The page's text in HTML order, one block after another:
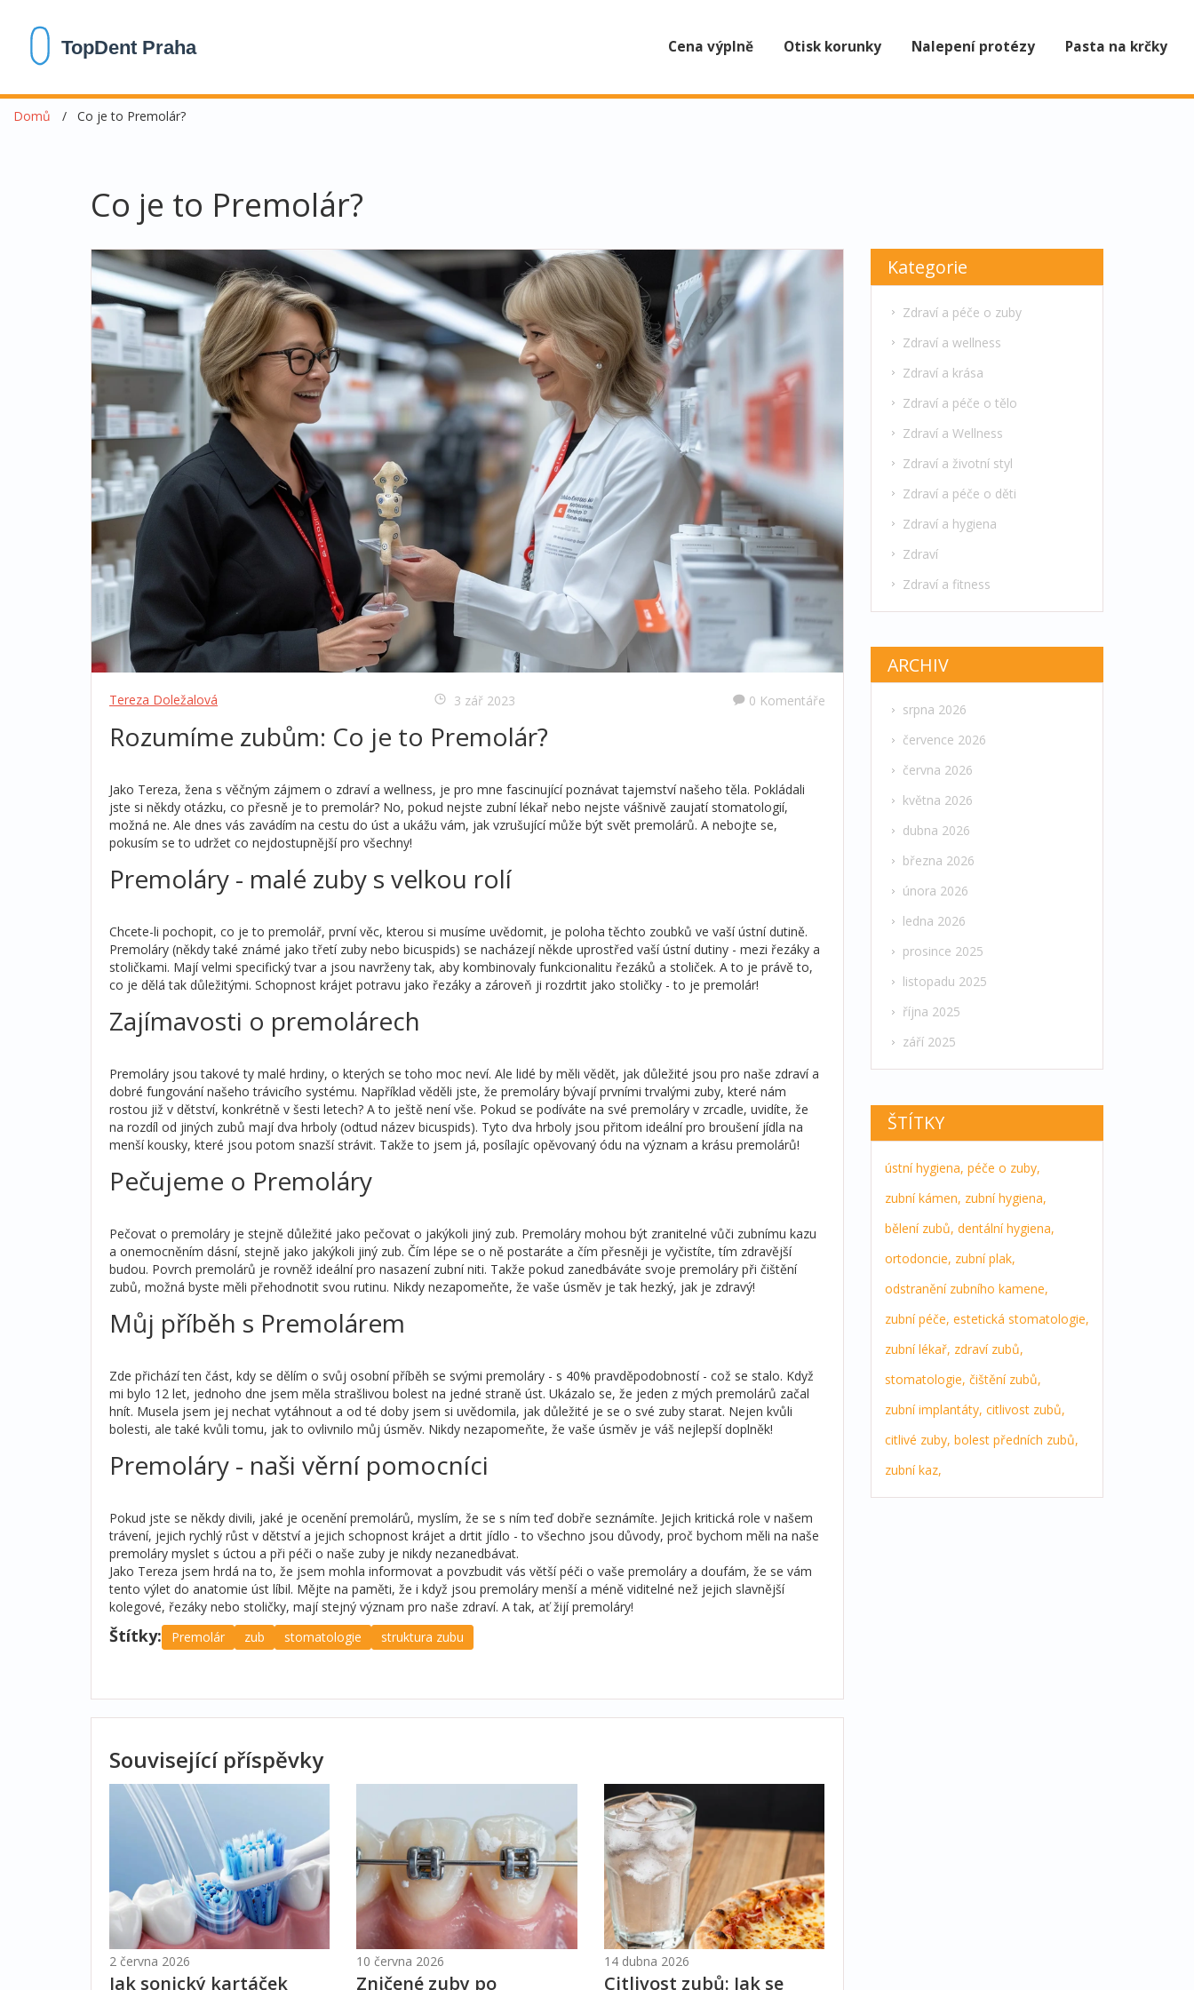
Cena výplně Otisk korunky Nalepení protézy Pasta na krčky
Domů Co je to Premolár?
Co je to Premolár?
Tereza Doležalová 3 zář 2023 0 Komentáře
Rozumíme zubům: Co je to Premolár?
Jako Tereza, žena s věčným zájmem o zdraví a wellness, je pro mne fascinující poznávat tajemství našeho těla. Pokládali
jste si někdy otázku, co přesně je to premolár? No, pokud nejste zubní lékař nebo nejste vášnivě zaujatí stomatologií,
možná ne. Ale dnes vás zavádím na cestu do úst a ukážu vám, jak vzrušující může být svět premolárů. A nebojte se,
pokusím se to udržet co nejdostupnější pro všechny!
Premoláry - malé zuby s velkou rolí
Chcete-li pochopit, co je to premolář, první věc, kterou si musíme uvědomit, je poloha těchto zoubků ve vaší ústní dutině.
Premoláry (někdy také známé jako třetí zuby nebo bicuspids) se nacházejí někde uprostřed vaší ústní dutiny - mezi řezáky a
stoličkami. Mají velmi specifický tvar a jsou navrženy tak, aby kombinovaly funkcionalitu řezáků a stoliček. A to je právě to,
co je dělá tak důležitými. Schopnost krájet potravu jako řezáky a zároveň ji rozdrtit jako stoličky - to je premolár!
Zajímavosti o premolárech
Premoláry jsou takové ty malé hrdiny, o kterých se toho moc neví. Ale lidé by měli vědět, jak důležité jsou pro naše zdraví a
dobré fungování našeho trávicího systému. Například věděli jste, že premoláry bývají prvními trvalými zuby, které nám
rostou již v dětství, konkrétně v šesti letech? A to ještě není vše. Pokud se podíváte na své premoláry v zrcadle, uvidíte, že
na rozdíl od jiných zubů mají dva hrboly (odtud název bicuspids). Tyto dva hrboly jsou přitom ideální pro broušení jídla na
menší kousky, které jsou potom snazší strávit. Takže to jsem já, posílajíc opěvovaný ódu na význam a krásu premolárů!
Pečujeme o Premoláry
Pečovat o premoláry je stejně důležité jako pečovat o jakýkoli jiný zub. Premoláry mohou být zranitelné vůči zubnímu kazu
a onemocněním dásní, stejně jako jakýkoli jiný zub. Čím lépe se o ně postaráte a čím přesněji je vyčistíte, tím zdravější
budou. Povrch premolárů je rovněž ideální pro nasazení zubní niti. Takže pokud zanedbáváte svoje premoláry při čištění
zubů, možná byste měli přehodnotit svou rutinu. Nikdy nezapomeňte, že vaše úsměv je tak hezký, jak je zdravý!
Můj příběh s Premolárem
Zde přichází ten část, kdy se dělím o svůj osobní příběh se svými premoláry - s 40% pravděpodobností - což se stalo. Když
mi bylo 12 let, jednoho dne jsem měla strašlivou bolest na jedné straně úst. Ukázalo se, že jeden z mých premolárů začal
hnít. Musela jsem jej nechat vytáhnout a od té doby jsem si uvědomila, jak důležité je se o své zuby starat. Nejen kvůli
bolesti, ale také kvůli tomu, jak to ovlivnilo můj úsměv. Nikdy nezapomeňte, že vaše úsměv je váš nejlepší doplněk!
Premoláry - naši věrní pomocníci
Pokud jste se někdy divili, jaké je ocenění premolárů, myslím, že se s ním teď dobře seznámíte. Jejich kritická role v našem
trávení, jejich rychlý růst v dětství a jejich schopnost krájet a drtit jídlo - to všechno jsou důvody, proč bychom měli na naše
premoláry myslet s úctou a při péči o naše zuby je nikdy nezanedbávat.
Jako Tereza jsem hrdá na to, že jsem mohla informovat a povzbudit vás větší péči o vaše premoláry a doufám, že se vám
tento výlet do anatomie úst líbil. Mějte na paměti, že i když jsou premoláry menší a méně viditelné než jejich slavnější
kolegové, řezáky nebo stoličky, mají stejný význam pro naše zdraví. A tak, ať žijí premoláry!
Štítky: Premolár zub stomatologie struktura zubu
Související příspěvky
2 června 2026
Jak sonický kartáček
10 června 2026
Zničené zuby po
14 dubna 2026
Citlivost zubů: Jak se
Kategorie
Zdraví a péče o zuby
Zdraví a wellness
Zdraví a krása
Zdraví a péče o tělo
Zdraví a Wellness
Zdraví a životní styl
Zdraví a péče o děti
Zdraví a hygiena
Zdraví
Zdraví a fitness
ARCHIV
srpna 2026
července 2026
června 2026
května 2026
dubna 2026
března 2026
února 2026
ledna 2026
prosince 2025
listopadu 2025
října 2025
září 2025
ŠTÍTKY
ústní hygiena, péče o zuby,
zubní kámen, zubní hygiena,
bělení zubů, dentální hygiena,
ortodoncie, zubní plak,
odstranění zubního kamene,
zubní péče, estetická stomatologie,
zubní lékař, zdraví zubů,
stomatologie, čištění zubů,
zubní implantáty, citlivost zubů,
citlivé zuby, bolest předních zubů,
zubní kaz,